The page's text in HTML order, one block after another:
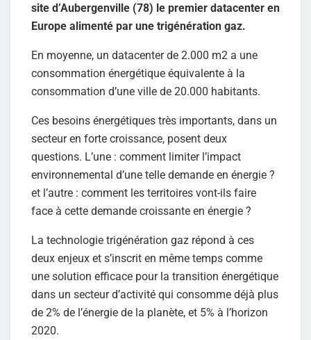
site d’Aubergenville (78) le premier datacenter en
Europe alimenté par une trigénération gaz.
En moyenne, un datacenter de 2.000 m2 a une
consommation énergétique équivalente à la
consommation d’une ville de 20.000 habitants.
Ces besoins énergétiques très importants, dans un
secteur en forte croissance, posent deux
questions. L’une : comment limiter l’impact
environnemental d’une telle demande en énergie ?
et l’autre : comment les territoires vont-ils faire
face à cette demande croissante en énergie ?
La technologie trigénération gaz répond à ces
deux enjeux et s’inscrit en même temps comme
une solution efficace pour la transition énergétique
dans un secteur d’activité qui consomme déjà plus
de 2% de l’énergie de la planète, et 5% à l’horizon
2020.